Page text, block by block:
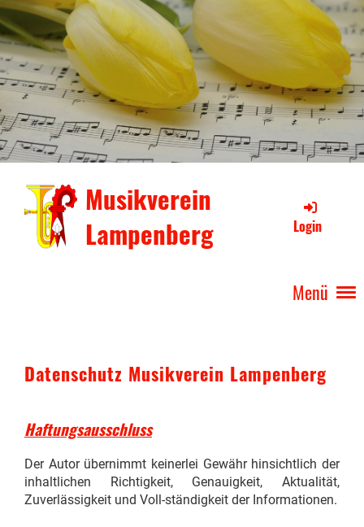
Musikverein
Lampenberg
Login
Menü
Datenschutz Musikverein Lampenberg
Haftungsausschluss
Der Autor übernimmt keinerlei Gewähr hinsichtlich der
inhaltlichen Richtigkeit, Genauigkeit, Aktualität,
Zuverlässigkeit und Voll-ständigkeit der Informationen.